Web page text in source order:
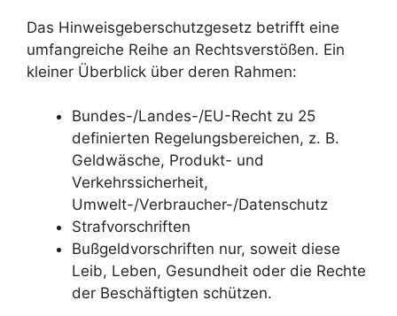
Das Hinweisgeberschutzgesetz betrifft eine
umfangreiche Reihe an Rechtsverstößen. Ein
kleiner Überblick über deren Rahmen:
Bundes-/Landes-/EU-Recht zu 25
definierten Regelungsbereichen, z. B.
Geldwäsche, Produkt- und
Verkehrssicherheit,
Umwelt-/Verbraucher-/Datenschutz
Strafvorschriften
Bußgeldvorschriften nur, soweit diese
Leib, Leben, Gesundheit oder die Rechte
der Beschäftigten schützen.